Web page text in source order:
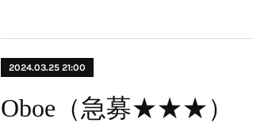
2024.03.25 21:00
Oboe（急募★★★）